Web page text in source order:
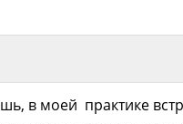
в моей практике